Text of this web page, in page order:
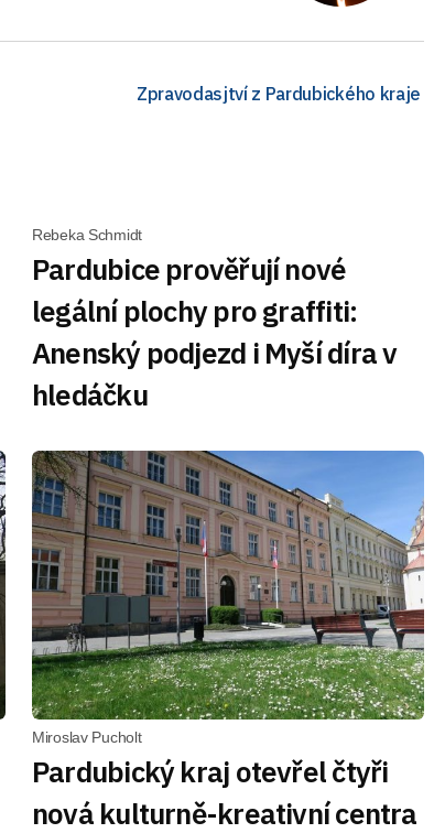
Zpravodasjtví z Pardubického kraje
Rebeka Schmidt
Pardubice prověřují nové
legální plochy pro graffiti:
Anenský podjezd i Myší díra v
hledáčku
Miroslav Pucholt
Pardubický kraj otevřel čtyři
nová kulturně-kreativní centra